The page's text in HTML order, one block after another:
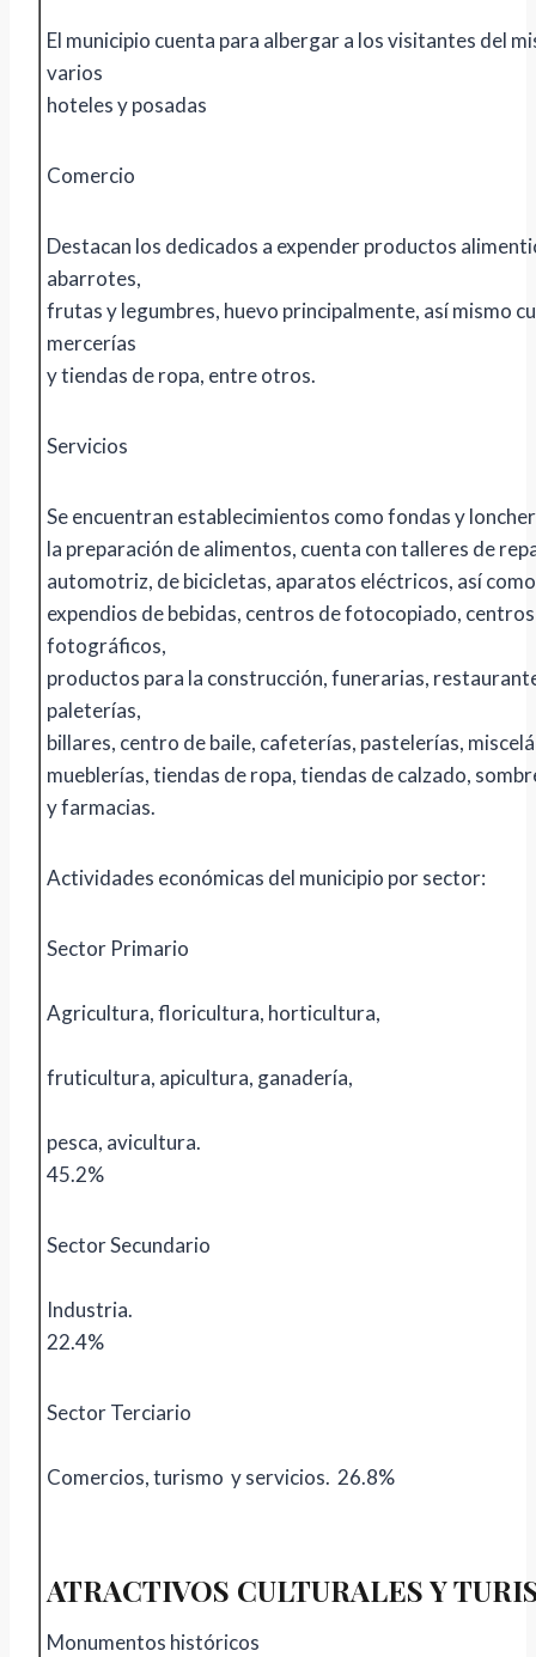
El municipio cuenta para albergar a los visitantes del
varios
hoteles y posadas
Comercio
Destacan los dedicados a expender productos
abarrotes,
frutas y legumbres, huevo principalmente, así mismo
mercerías
y tiendas de ropa, entre otros.
Servicios
Se encuentran establecimientos como fondas y
la preparación de alimentos, cuenta con talleres de
automotriz, de bicicletas, aparatos eléctricos, así como
expendios de bebidas, centros de fotocopiado, centros
fotográficos,
productos para la construcción, funerarias,
paleterías,
billares, centro de baile, cafeterías, pastelerías,
mueblerías, tiendas de ropa, tiendas de calzado,
y farmacias.
Actividades económicas del municipio por sector:
Sector Primario
Agricultura, floricultura, horticultura,
fruticultura, apicultura, ganadería,
pesca, avicultura.
45.2%
Sector Secundario
Industria.
22.4%
Sector Terciario
Comercios, turismo y servicios. 26.8%
ATRACTIVOS CULTURALES Y
Monumentos históricos